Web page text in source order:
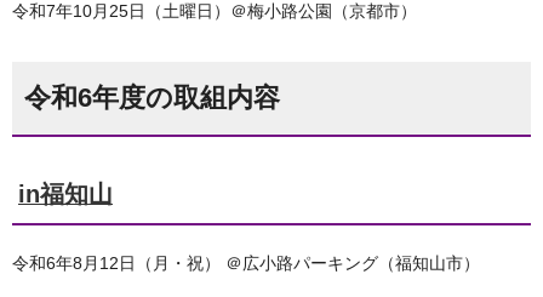
令和7年10月25日（土曜日）＠梅小路公園（京都市）
令和6年度の取組内容
in福知山
令和6年8月12日（月・祝） ＠広小路パーキング（福知山市）